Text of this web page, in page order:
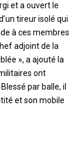
et a ouvert le
tireur isolé qui
à ces membres
adjoint de la
», a ajouté la
ont
par balle, il
et son mobile